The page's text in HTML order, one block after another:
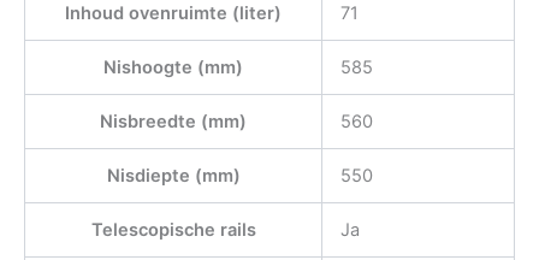
Inhoud ovenruimte (liter) 71
Nishoogte (mm) 585
Nisbreedte (mm) 560
Nisdiepte (mm) 550
Telescopische rails Ja